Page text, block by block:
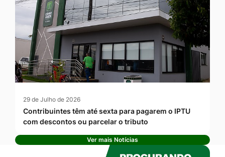
29 de Julho de 2026
Contribuintes têm até sexta para pagarem o IPTU
com descontos ou parcelar o tributo
Ver mais Notícias